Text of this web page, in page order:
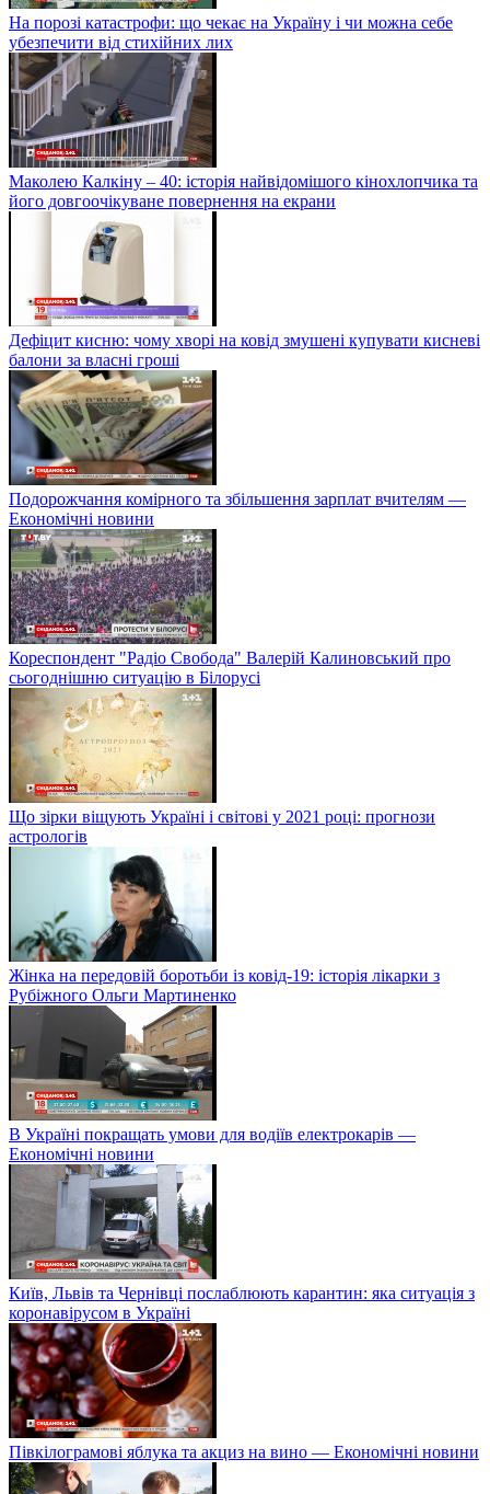
На порозі катастрофи: що чекає на Україну і чи можна себе
убезпечити від стихійних лих
Маколею Калкіну – 40: історія найвідомішого кінохлопчика та
його довгоочікуване повернення на екрани
Дефіцит кисню: чому хворі на ковід змушені купувати кисневі
балони за власні гроші
Подорожчання комірного та збільшення зарплат вчителям —
Економічні новини
Кореспондент "Радіо Свобода" Валерій Калиновський про
сьогоднішню ситуацію в Білорусі
Що зірки віщують Україні і світові у 2021 році: прогнози
астрологів
Жінка на передовій боротьби із ковід-19: історія лікарки з
Рубіжного Ольги Мартиненко
В Україні покращать умови для водіїв електрокарів —
Економічні новини
Київ, Львів та Чернівці послаблюють карантин: яка ситуація з
коронавірусом в Україні
Півкілограмові яблука та акциз на вино — Економічні новини